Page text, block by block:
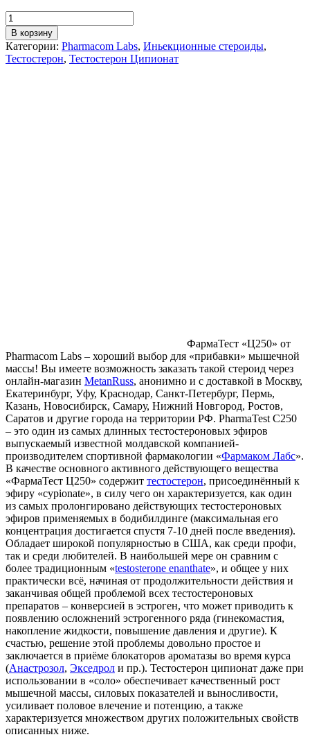
В корзину
Категории: Pharmacom Labs, Иньекционные стероиды,
Тестостерон, Тестостерон Ципионат
ФармаТест «Ц250» от
Pharmacom Labs – хороший выбор для «прибавки» мышечной
массы! Вы имеете возможность заказать такой стероид через
онлайн-магазин MetanRuss, анонимно и с доставкой в Москву,
Екатеринбург, Уфу, Краснодар, Санкт-Петербург, Пермь,
Казань, Новосибирск, Самару, Нижний Новгород, Ростов,
Саратов и другие города на территории РФ. PharmaTest C250
– это один из самых длинных тестостероновых эфиров
выпускаемый известной молдавской компанией-
производителем спортивной фармакологии «Фармаком Лабс».
В качестве основного активного действующего вещества
«ФармаТест Ц250» содержит тестостерон, присоединённый к
эфиру «cypionate», в силу чего он характеризуется, как один
из самых пролонгировано действующих тестостероновых
эфиров применяемых в бодибилдинге (максимальная его
концентрация достигается спустя 7-10 дней после введения).
Обладает широкой популярностью в США, как среди профи,
так и среди любителей. В наибольшей мере он сравним с
более традиционным «testosterone enanthate», и общее у них
практически всё, начиная от продолжительности действия и
заканчивая общей проблемой всех тестостероновых
препаратов – конверсией в эстроген, что может приводить к
появлению осложнений эстрогенного ряда (гинекомастия,
накопление жидкости, повышение давления и другие). К
счастью, решение этой проблемы довольно простое и
заключается в приёме блокаторов ароматазы во время курса
(Анастрозол, Экседрол и пр.). Тестостерон ципионат даже при
использовании в «соло» обеспечивает качественный рост
мышечной массы, силовых показателей и выносливости,
усиливает половое влечение и потенцию, а также
характеризуется множеством других положительных свойств
описанных ниже.